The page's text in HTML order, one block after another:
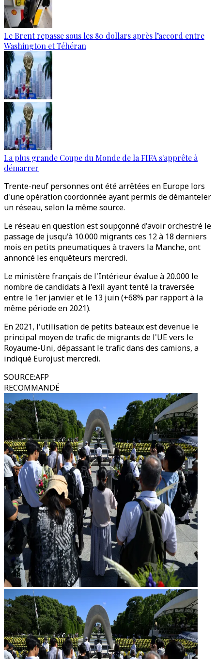
Le Brent repasse sous les 80 dollars après l’accord entre
Washington et Téhéran
La plus grande Coupe du Monde de la FIFA s'apprête à
démarrer
Trente-neuf personnes ont été arrêtées en Europe lors
d'une opération coordonnée ayant permis de démanteler
un réseau, selon la même source.
Le réseau en question est soupçonné d'avoir orchestré le
passage de jusqu'à 10.000 migrants ces 12 à 18 derniers
mois en petits pneumatiques à travers la Manche, ont
annoncé les enquêteurs mercredi.
Le ministère français de l'Intérieur évalue à 20.000 le
nombre de candidats à l'exil ayant tenté la traversée
entre le 1er janvier et le 13 juin (+68% par rapport à la
même période en 2021).
En 2021, l'utilisation de petits bateaux est devenue le
principal moyen de trafic de migrants de l'UE vers le
Royaume-Uni, dépassant le trafic dans des camions, a
indiqué Eurojust mercredi.
SOURCE:AFP
RECOMMANDÉ